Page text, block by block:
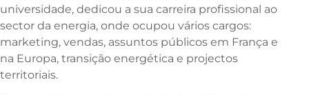
universidade, dedicou a sua carreira profissional ao
sector da energia, onde ocupou vários cargos:
marketing, vendas, assuntos públicos em França e
na Europa, transição energética e projectos
territoriais.